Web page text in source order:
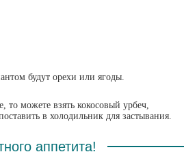
будут орехи или ягоды.
то можете взять кокосовый урбеч,
в холодильник для застывания.
аппетита!